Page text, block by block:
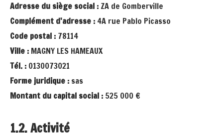
Adresse du siège social : ZA de Gomberville
Complément d'adresse : 4A rue Pablo Picasso
Code postal : 78114
Ville : MAGNY LES HAMEAUX
Tél. : 0130073021
Forme juridique : sas
Montant du capital social : 525 000 €
1.2. Activité